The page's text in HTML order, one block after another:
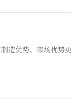
优势、市场优势